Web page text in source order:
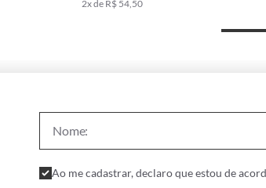
Ao me cadastrar, declaro que estou de